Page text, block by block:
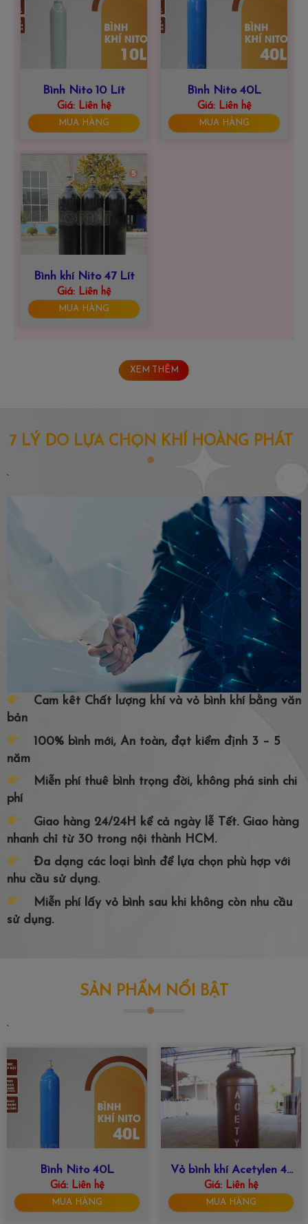
Bình Nito 10 Lít
Giá:Liên hệ
MUA HÀNG
Bình Nito 40L
Giá:Liên hệ
MUA HÀNG
Bình khí Nito 47 Lít
Giá:Liên hệ
MUA HÀNG
XEM THÊM
7 LÝ DO LỰA CHỌN KHÍ HOÀNG PHÁT
`
Cam kêt Chất lượng khí và vỏ bình khí bằng văn
bản
100% bình mới, An toàn, đạt kiểm định 3 – 5
năm
Miễn phí thuê bình trọng đời, không phá sinh chi
phí
Giao hàng 24/24H kể cả ngày lễ Tết. Giao hàng
nhanh chỉ từ 30 trong nội thành HCM.
Đa dạng các loại bình để lựa chọn phù hợp với
nhu cầu sử dụng.
Miễn phí lấy vỏ bình sau khi không còn nhu cầu
sử dụng.
SẢN PHẨM NỔI BẬT
`
Bình Nito 40L
Giá:Liên hệ
MUA HÀNG
Vỏ bình khí Acetylen 47
lít
Giá:Liên hệ
MUA HÀNG